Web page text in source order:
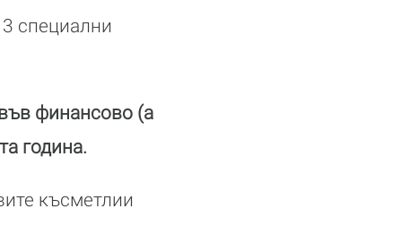
специални
финансово (а
година.
късметлии